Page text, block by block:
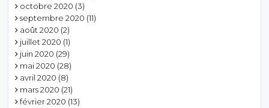
octobre 2020 (3)
septembre 2020 (11)
août 2020 (2)
juillet 2020 (1)
juin 2020 (29)
mai 2020 (28)
avril 2020 (8)
mars 2020 (21)
février 2020 (13)